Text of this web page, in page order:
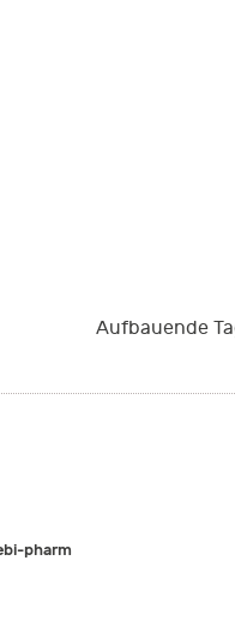
Aufbauende
pharm